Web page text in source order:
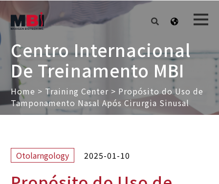
Centro Internacional
De Treinamento MBI
Home > Training Center > Propósito do Uso de
Tamponamento Nasal Após Cirurgia Sinusal
Otolarngology 2025-01-10